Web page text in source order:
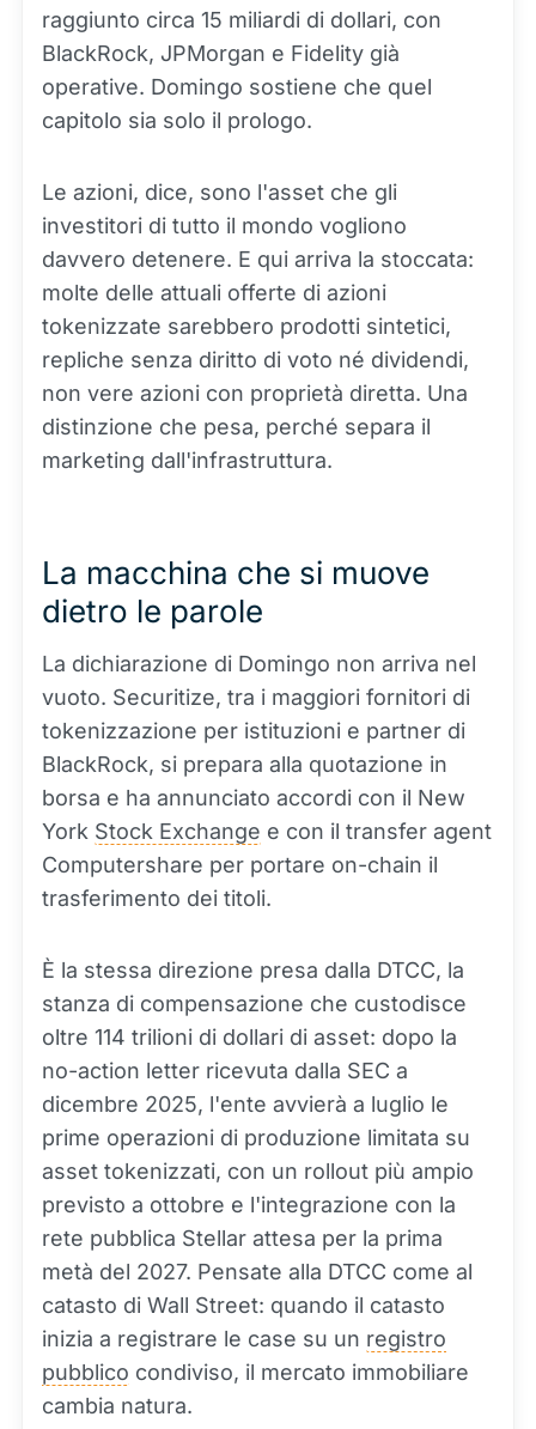
raggiunto circa 15 miliardi di dollari, con
BlackRock, JPMorgan e Fidelity già
operative. Domingo sostiene che quel
capitolo sia solo il prologo.
Le azioni, dice, sono l'asset che gli
investitori di tutto il mondo vogliono
davvero detenere. E qui arriva la stoccata:
molte delle attuali offerte di azioni
tokenizzate sarebbero prodotti sintetici,
repliche senza diritto di voto né dividendi,
non vere azioni con proprietà diretta. Una
distinzione che pesa, perché separa il
marketing dall'infrastruttura.
La macchina che si muove
dietro le parole
La dichiarazione di Domingo non arriva nel
vuoto. Securitize, tra i maggiori fornitori di
tokenizzazione per istituzioni e partner di
BlackRock, si prepara alla quotazione in
borsa e ha annunciato accordi con il New
York Stock Exchange e con il transfer agent
Computershare per portare on-chain il
trasferimento dei titoli.
È la stessa direzione presa dalla DTCC, la
stanza di compensazione che custodisce
oltre 114 trilioni di dollari di asset: dopo la
no-action letter ricevuta dalla SEC a
dicembre 2025, l'ente avvierà a luglio le
prime operazioni di produzione limitata su
asset tokenizzati, con un rollout più ampio
previsto a ottobre e l'integrazione con la
rete pubblica Stellar attesa per la prima
metà del 2027. Pensate alla DTCC come al
catasto di Wall Street: quando il catasto
inizia a registrare le case su un registro
pubblico condiviso, il mercato immobiliare
cambia natura.